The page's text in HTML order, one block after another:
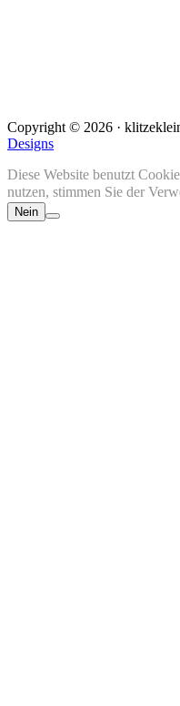
Copyright © 2026 ·
Designs
Diese Website benutzt
nutzen, stimmen Sie der
Nein